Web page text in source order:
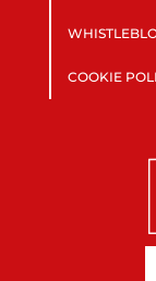
COOKIE